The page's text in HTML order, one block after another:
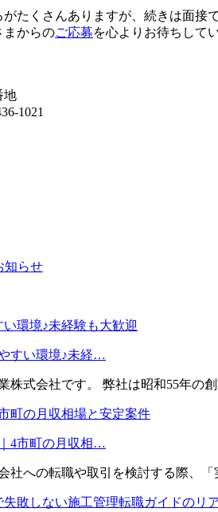
たくさんありますが、続きは面接
まからのご応募を心よりお待ちして
地
1021
知らせ
すい環境♪未経…
株式会社です。 弊社は昭和55年の
4市町の月収相…
社への転職や取引を検討する際、